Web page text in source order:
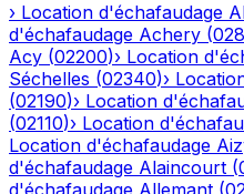
› Location d'échafaudage
d'échafaudage Achery (
Acy (02200)› Location
Séchelles (02340)›
(02190)› Location
(02110)› Location
Location d'échafaudage
d'échafaudage Alaincourt (